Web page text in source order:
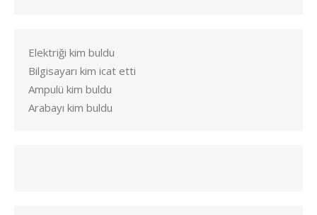
Elektriği kim buldu
Bilgisayarı kim icat etti
Ampulü kim buldu
Arabayı kim buldu